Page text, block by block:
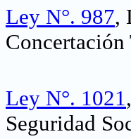
Ley N°. 987,
Ley N°. 1021
Seguridad